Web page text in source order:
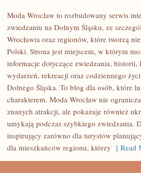
ŚWIDNICA
Moda Wrocław to rozbudowany serwis
zwiedzaniu na Dolnym Śląsku, ze
Wrocławia oraz regionów, które tworzą
Polski. Strona jest miejscem, w którym
informacje dotyczące zwiedzania,
wydarzeń, rekreacji oraz codziennego
Dolnego Śląska. To blog dla osób, które
charakterem. Moda Wrocław nie
znanych atrakcji, ale pokazuje również
umykają podczas szybkiego zwiedzania.
inspirujący zarówno dla turystów
dla mieszkańców regionu, którzy [ Read